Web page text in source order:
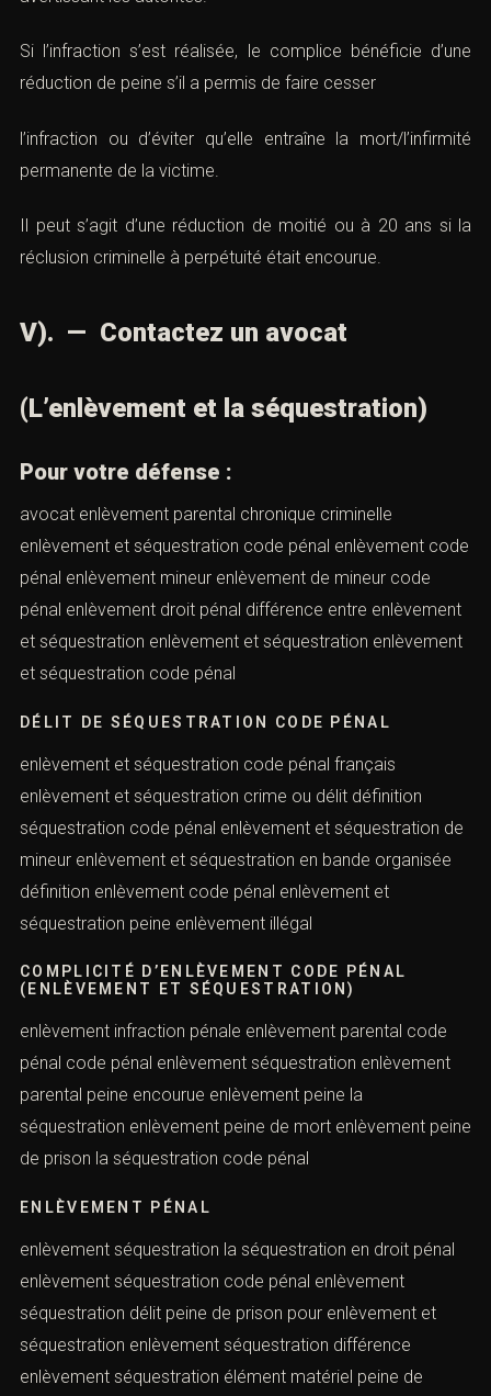
avertissant les autorités.
réduction de peine s’il a permis de faire cesser
permanente de la victime.
(L’enlèvement et la séquestration)
Pour votre défense :
avocat enlèvement parental chronique criminelle
enlèvement et séquestration code pénal enlèvement
code pénal enlèvement mineur enlèvement de mineur
code pénal enlèvement droit pénal différence entre
séquestration enlèvement et séquestration code pénal
DÉLIT DE SÉQUESTRATION CODE PÉNAL
enlèvement et séquestration code pénal français
enlèvement et séquestration crime ou délit définition
séquestration code pénal enlèvement et séquestration
de mineur enlèvement et séquestration en bande
et séquestration peine enlèvement illégal
COMPLICITÉ D’ENLÈVEMENT CODE PÉNAL
(ENLÈVEMENT ET SÉQUESTRATION)
enlèvement infraction pénale enlèvement parental code
pénal code pénal enlèvement séquestration enlèvement
parental peine encourue enlèvement peine la
peine de prison la séquestration code pénal
ENLÈVEMENT PÉNAL
enlèvement séquestration la séquestration en droit pénal
enlèvement séquestration code pénal enlèvement
séquestration délit peine de prison pour enlèvement et